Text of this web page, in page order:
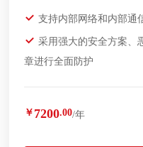
支持内部网络和内部通
采用强大的安全方案、
章进行全面防护
￥ 7200.00/年